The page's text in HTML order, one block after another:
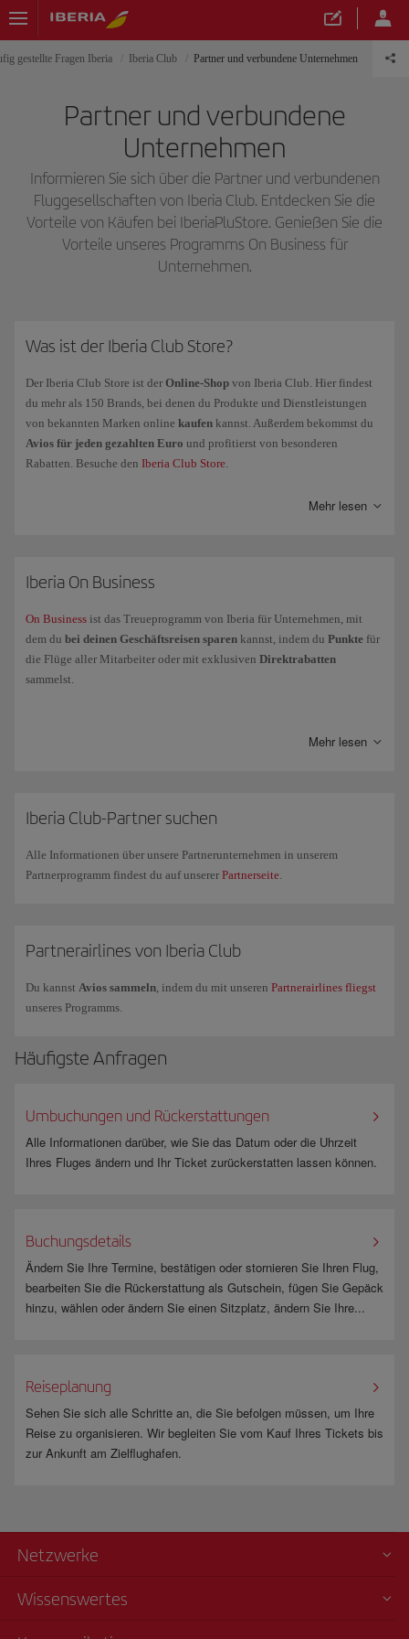
gestellte Fragen Iberia Iberia Club Partner und verbundene Unternehmen
Partner und verbundene
Unternehmen
Informieren Sie sich über die Partner und verbundenen
Fluggesellschaften von Iberia Club. Entdecken Sie die
Vorteile von Käufen bei IberiaPluStore. Genießen Sie die
Vorteile unseres Programms On Business für
Unternehmen.
Was ist der Iberia Club Store?
Der Iberia Club Store ist der Online-Shop von Iberia Club. Hier findest
du mehr als 150 Brands, bei denen du Produkte und Dienstleistungen
von bekannten Marken online kaufen kannst. Außerdem bekommst du
Avios für jeden gezahlten Euro und profitierst von besonderen
Rabatten. Besuche den Iberia Club Store.
Mehr lesen
Iberia On Business
On Business ist das Treueprogramm von Iberia für Unternehmen, mit
dem du bei deinen Geschäftsreisen sparen kannst, indem du Punkte für
die Flüge aller Mitarbeiter oder mit exklusiven Direktrabatten
sammelst.
. Das Unternehmen sammelt Punkte bei On Business,
Express und Iberia Regional Air Nostrum), British Airways und American
Premium-Klasse erhalten.
Mehr lesen
Iberia Club-Partner suchen
Alle Informationen über unsere Partnerunternehmen in unserem
Partnerprogramm findest du auf unserer Partnerseite.
Partnerairlines von Iberia Club
Du kannst Avios sammeln, indem du mit unseren Partnerairlines fliegst
unseres Programms.
Häufigste Anfragen
Umbuchungen und Rückerstattungen
Alle Informationen darüber, wie Sie das Datum oder die Uhrzeit
Ihres Fluges ändern und Ihr Ticket zurückerstatten lassen können.
Buchungsdetails
Ändern Sie Ihre Termine, bestätigen oder stornieren Sie Ihren Flug,
bearbeiten Sie die Rückerstattung als Gutschein, fügen Sie Gepäck
hinzu, wählen oder ändern Sie einen Sitzplatz, ändern Sie Ihre...
Reiseplanung
Sehen Sie sich alle Schritte an, die Sie befolgen müssen, um Ihre
Reise zu organisieren. Wir begleiten Sie vom Kauf Ihres Tickets bis
zur Ankunft am Zielflughafen.
Netzwerke
Wissenswertes